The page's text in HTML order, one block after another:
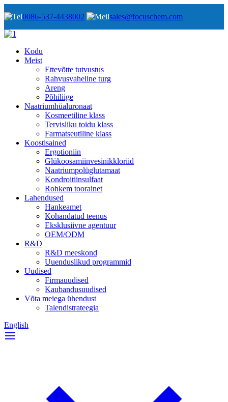
0086-537-4438002 sales@focuschem.com
Kodu
Meist
Ettevõtte tutvustus
Rahvusvaheline turg
Areng
Põhiliige
Naatriumhüaluronaat
Kosmeetiline klass
Tervisliku toidu klass
Farmatseutiline klass
Koostisained
Ergotioniin
Glükoosamiinvesinikkloriid
Naatriumpolüglutamaat
Kondroitiinsulfaat
Rohkem toorainet
Lahendused
Hankeamet
Kohandatud teenus
Eksklusiivne agentuur
OEM/ODM
R&D
R&D meeskond
Uuenduslikud programmid
Uudised
Firmauudised
Kaubandusuudised
Võta meiega ühendust
Talendistrateegia
English